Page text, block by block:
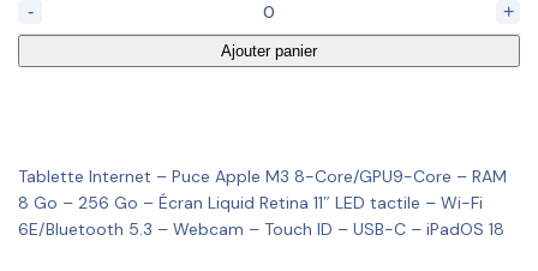
- +
Ajouter panier
Tablette Internet – Puce Apple M3 8-Core/GPU9-Core – RAM
8 Go – 256 Go – Écran Liquid Retina 11″ LED tactile – Wi-Fi
6E/Bluetooth 5.3 – Webcam – Touch ID – USB-C – iPadOS 18